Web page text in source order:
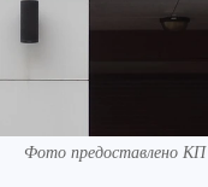
Фото предоставлено КП